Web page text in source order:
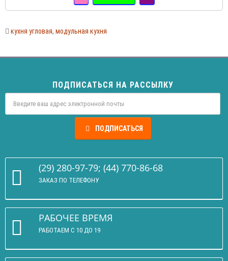
кухня угловая, модульная кухня
ПОДПИСАТЬСЯ НА РАССЫЛКУ
ПОДПИСАТЬСЯ
(29) 280-97-79; (44) 770-86-68
ЗАКАЗ ПО ТЕЛЕФОНУ
РАБОЧЕЕ ВРЕМЯ
РАБОТАЕМ С 10 ДО 19